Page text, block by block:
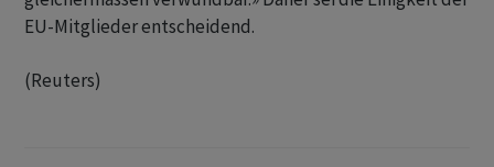
EU-Mitglieder entscheidend.
(Reuters)